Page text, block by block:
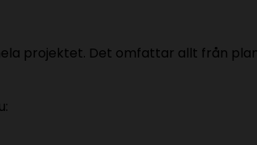
projektet. Det omfattar allt från